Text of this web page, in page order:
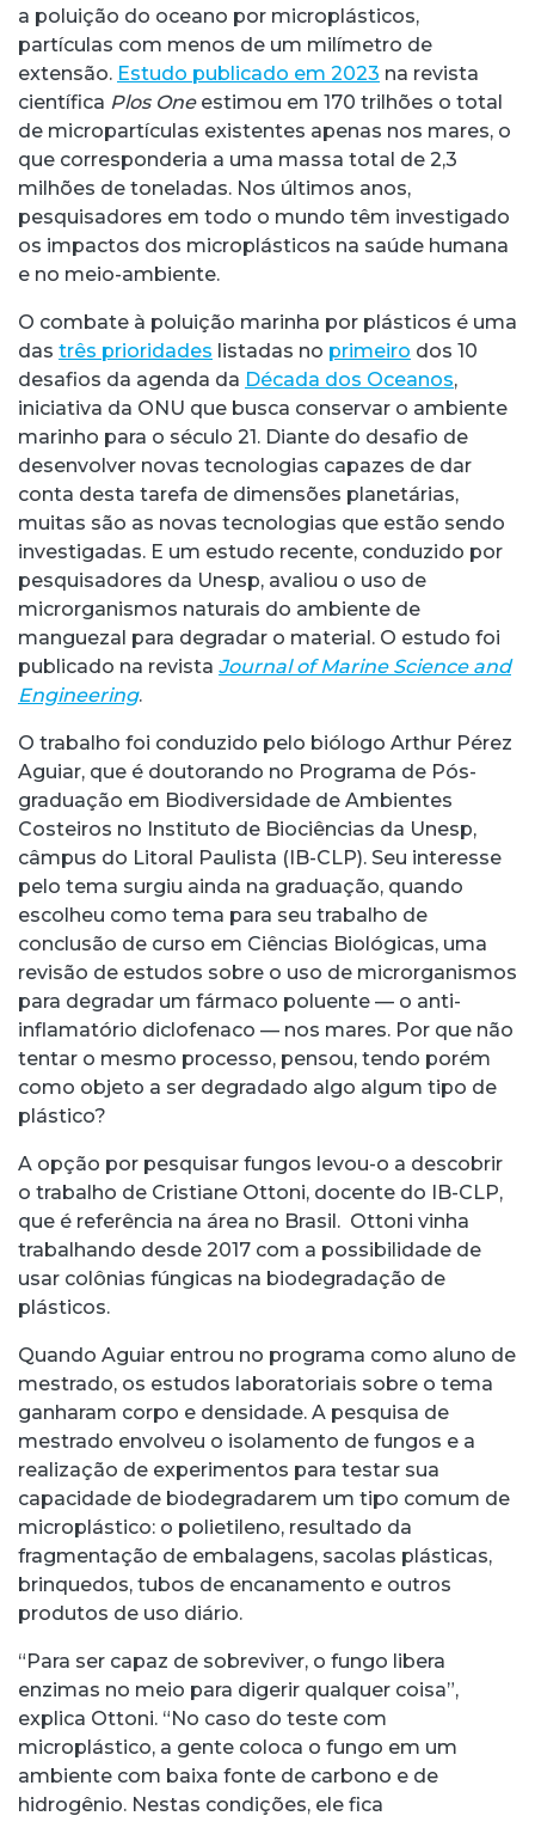
a poluição do oceano por microplásticos,
partículas com menos de um milímetro de
extensão. Estudo publicado em 2023 na revista
científica Plos Oneestimou em 170 trilhões o total
de micropartículas existentes apenas nos mares, o
que corresponderia a uma massa total de 2,3
milhões de toneladas. Nos últimos anos,
pesquisadores em todo o mundo têm investigado
os impactos dos microplásticos na saúde humana
e no meio-ambiente.
O combate à poluição marinha por plásticos é uma
das três prioridades listadas no primeiro dos 10
desafios da agenda da Década dos Oceanos,
iniciativa da ONU que busca conservar o ambiente
marinho para o século 21. Diante do desafio de
desenvolver novas tecnologias capazes de dar
conta desta tarefa de dimensões planetárias,
muitas são as novas tecnologias que estão sendo
investigadas. E um estudo recente, conduzido por
pesquisadores da Unesp, avaliou o uso de
microrganismos naturais do ambiente de
manguezal para degradar o material. O estudo foi
publicado na revista Journal of Marine Science and
Engineering.
O trabalho foi conduzido pelo biólogo Arthur Pérez
Aguiar, que é doutorando no Programa de Pós-
graduação em Biodiversidade de Ambientes
Costeiros no Instituto de Biociências da Unesp,
câmpus do Litoral Paulista (IB-CLP). Seu interesse
pelo tema surgiu ainda na graduação, quando
escolheu como tema para seu trabalho de
conclusão de curso em Ciências Biológicas, uma
revisão de estudos sobre o uso de microrganismos
para degradar um fármaco poluente — o anti-
inflamatório diclofenaco — nos mares. Por que não
tentar o mesmo processo, pensou, tendo porém
como objeto a ser degradado algo algum tipo de
plástico?
A opção por pesquisar fungos levou-o a descobrir
o trabalho de Cristiane Ottoni, docente do IB-CLP,
que é referência na área no Brasil. Ottoni vinha
trabalhando desde 2017 com a possibilidade de
usar colônias fúngicas na biodegradação de
plásticos.
Quando Aguiar entrou no programa como aluno de
mestrado, os estudos laboratoriais sobre o tema
ganharam corpo e densidade. A pesquisa de
mestrado envolveu o isolamento de fungos e a
realização de experimentos para testar sua
capacidade de biodegradarem um tipo comum de
microplástico: o polietileno, resultado da
fragmentação de embalagens, sacolas plásticas,
brinquedos, tubos de encanamento e outros
produtos de uso diário.
“Para ser capaz de sobreviver, o fungo libera
enzimas no meio para digerir qualquer coisa”,
explica Ottoni. “No caso do teste com
microplástico, a gente coloca o fungo em um
ambiente com baixa fonte de carbono e de
hidrogênio. Nestas condições, ele fica